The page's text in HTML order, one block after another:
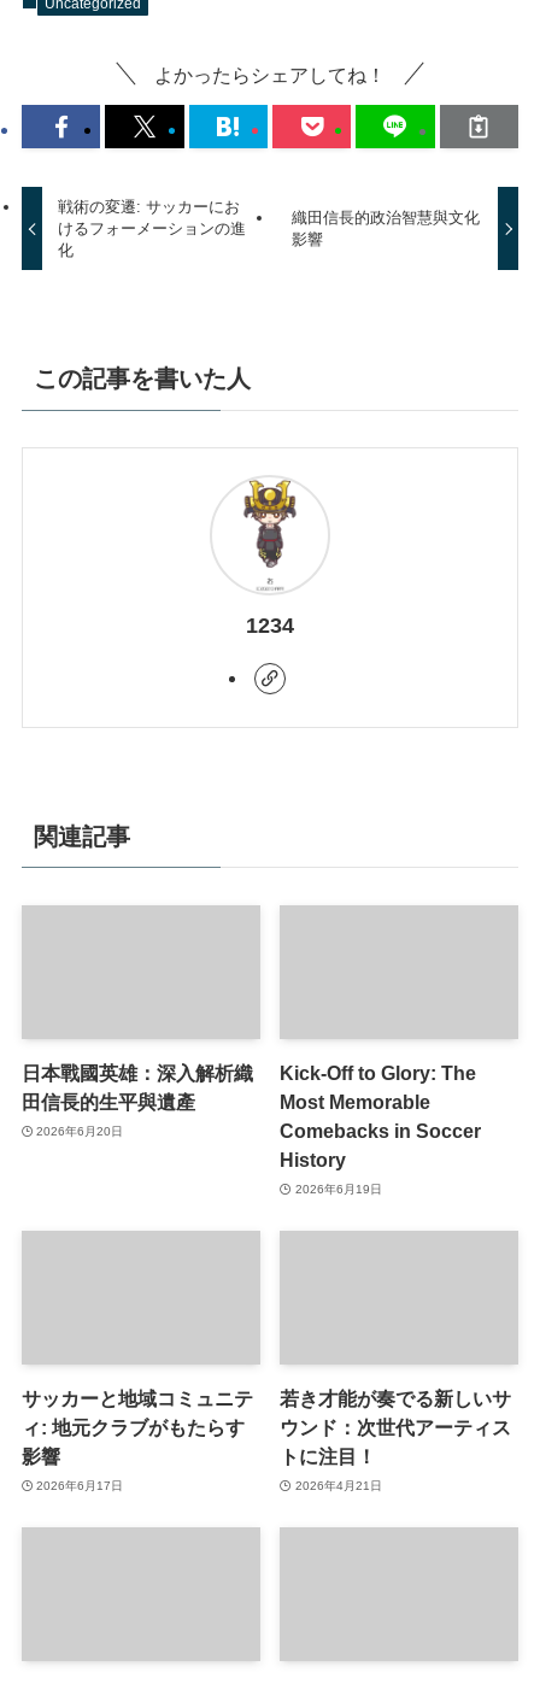
Uncategorized
よかったらシェアしてね！
戦術の変遷: サッカーにお
けるフォーメーションの進
化
織田信長的政治智慧與文化
影響
この記事を書いた人
1234
関連記事
日本戰國英雄：深入解析織
田信長的生平與遺產
2026年6月20日
Kick-Off to Glory: The
Most Memorable
Comebacks in Soccer
History
2026年6月19日
サッカーと地域コミュニテ
ィ: 地元クラブがもたらす
影響
2026年6月17日
若き才能が奏でる新しいサ
ウンド：次世代アーティス
トに注目！
2026年4月21日